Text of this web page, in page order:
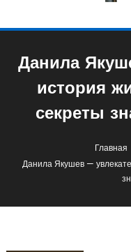
Данила
история
секреты
Главная
Данила Якушев —